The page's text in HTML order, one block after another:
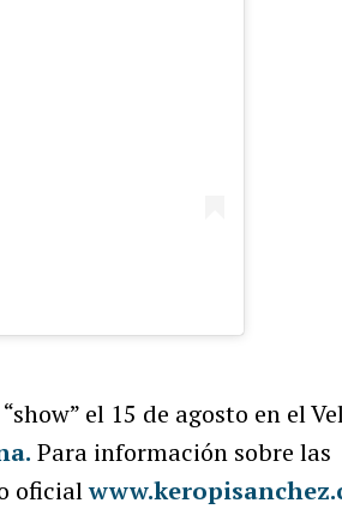
el 15 de agosto en el
. Para información sobre las
oficial